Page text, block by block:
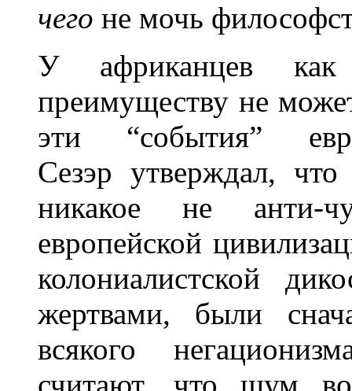
чего не мочь
У африканцев
преимуществу не
эти “события”
Сезэр утверждал,
никакое не анти-
европейской
колониалистской
жертвами, были
всякого